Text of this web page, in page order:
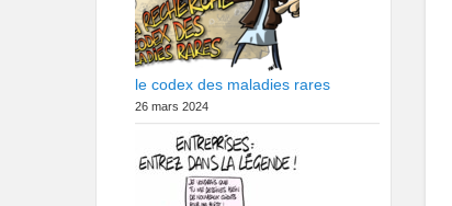
le codex des maladies rares
26 mars 2024